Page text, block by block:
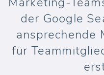
der Google
ansprechende
für